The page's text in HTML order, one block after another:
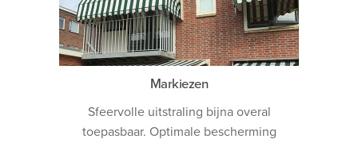
Markiezen
Sfeervolle uitstraling bijna overal
toepasbaar. Optimale bescherming